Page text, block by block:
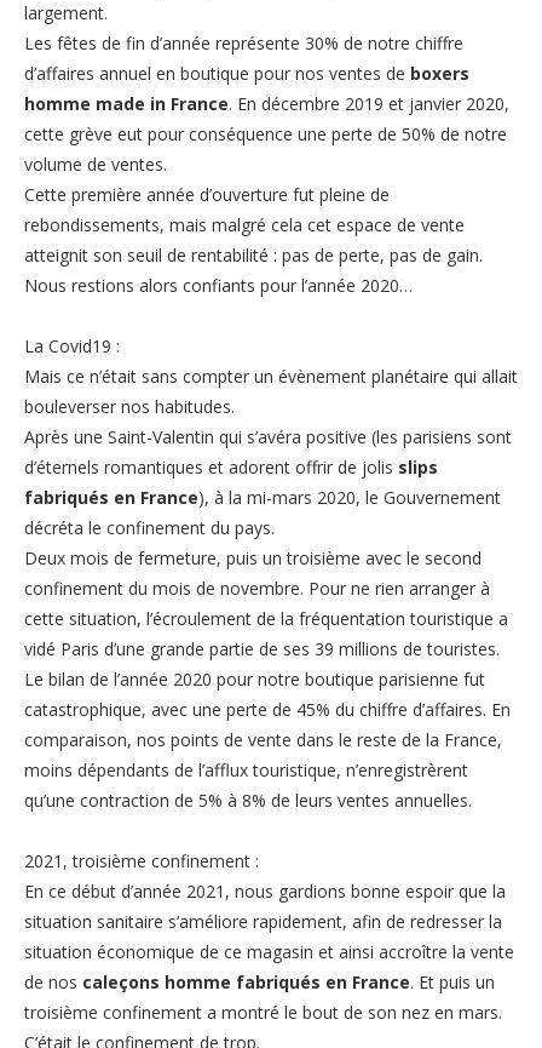
largement.
Les fêtes de fin d’année représente 30% de notre chiffre
d’affaires annuel en boutique pour nos ventes de boxers
homme made in France. En décembre 2019 et janvier 2020,
cette grève eut pour conséquence une perte de 50% de notre
volume de ventes.
Cette première année d’ouverture fut pleine de
rebondissements, mais malgré cela cet espace de vente
atteignit son seuil de rentabilité : pas de perte, pas de gain.
Nous restions alors confiants pour l’année 2020…
La Covid19 :
Mais ce n’était sans compter un évènement planétaire qui allait
bouleverser nos habitudes.
Après une Saint-Valentin qui s’avéra positive (les parisiens sont
d’éternels romantiques et adorent offrir de jolis slips
fabriqués en France), à la mi-mars 2020, le Gouvernement
décréta le confinement du pays.
Deux mois de fermeture, puis un troisième avec le second
confinement du mois de novembre. Pour ne rien arranger à
cette situation, l’écroulement de la fréquentation touristique a
vidé Paris d’une grande partie de ses 39 millions de touristes.
Le bilan de l’année 2020 pour notre boutique parisienne fut
catastrophique, avec une perte de 45% du chiffre d’affaires. En
comparaison, nos points de vente dans le reste de la France,
moins dépendants de l’afflux touristique, n’enregistrèrent
qu’une contraction de 5% à 8% de leurs ventes annuelles.
2021, troisième confinement :
En ce début d’année 2021, nous gardions bonne espoir que la
situation sanitaire s’améliore rapidement, afin de redresser la
situation économique de ce magasin et ainsi accroître la vente
de nos caleçons homme fabriqués en France. Et puis un
troisième confinement a montré le bout de son nez en mars.
C’était le confinement de trop.